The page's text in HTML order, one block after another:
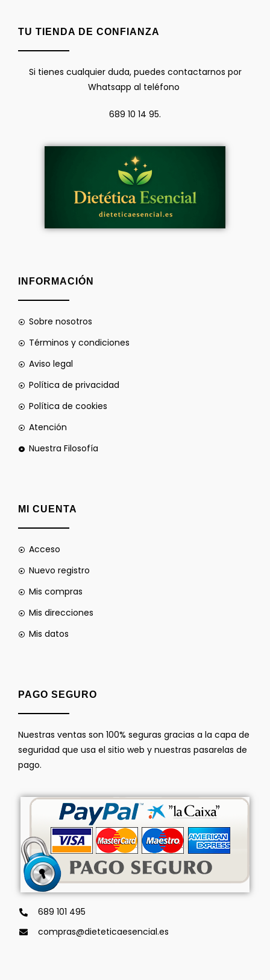
TU TIENDA DE CONFIANZA
Si tienes cualquier duda, puedes contactarnos por
Whatsapp al teléfono
689 10 14 95.
INFORMACIÓN
Sobre nosotros
Términos y condiciones
Aviso legal
Política de privacidad
Política de cookies
Atención
Nuestra Filosofía
MI CUENTA
Acceso
Nuevo registro
Mis compras
Mis direcciones
Mis datos
PAGO SEGURO
Nuestras ventas son 100% seguras gracias a la capa de
seguridad que usa el sitio web y nuestras pasarelas de
pago.
689 101 495
compras@dieteticaesencial.es